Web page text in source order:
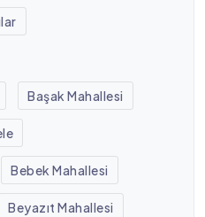
Başak Mahallesi
Bebek Mahallesi
Beyazıt Mahallesi